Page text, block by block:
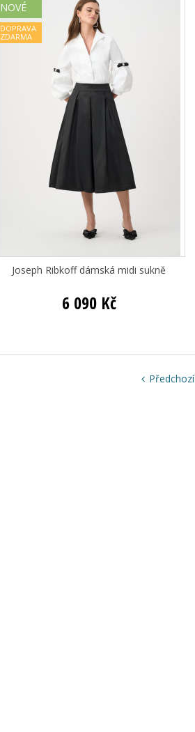
NOVÉ
DOPRAVA
ZDARMA
Joseph Ribkoff dámská midi sukně
6 090 Kč
Předchozí